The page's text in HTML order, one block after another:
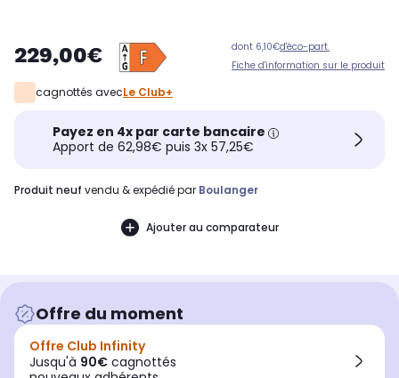
229,00€ dont 6,10€d'éco-part.
Fiche d'information sur le produit
cagnottés avecLe Club+
Payez en 4x par carte bancaire
Apport de 62,98€ puis 3x 57,25€
produit neuf vendu & expédié par Boulanger
Ajouter au comparateur
Offre du moment
Offre Club Infinity
Jusqu'à 90€ cagnottés